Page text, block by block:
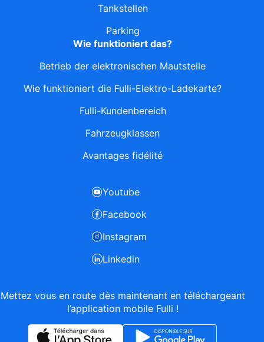
Mettez vous en route dès maintenant en téléchargeant
l’application mobile Fulli !
Tankstellen
Parking
Wie funktioniert das?
Betrieb der elektronischen Mautstelle
Wie funktioniert die Fulli-Elektro-Ladekarte?
Fulli-Kundenbereich
Fahrzeugklassen
Avantages fidélité
Youtube
Facebook
Instagram
Linkedin